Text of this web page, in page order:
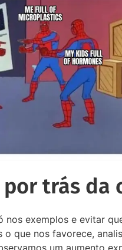
trás da
nos exemplos e evitar
o que nos favorece,